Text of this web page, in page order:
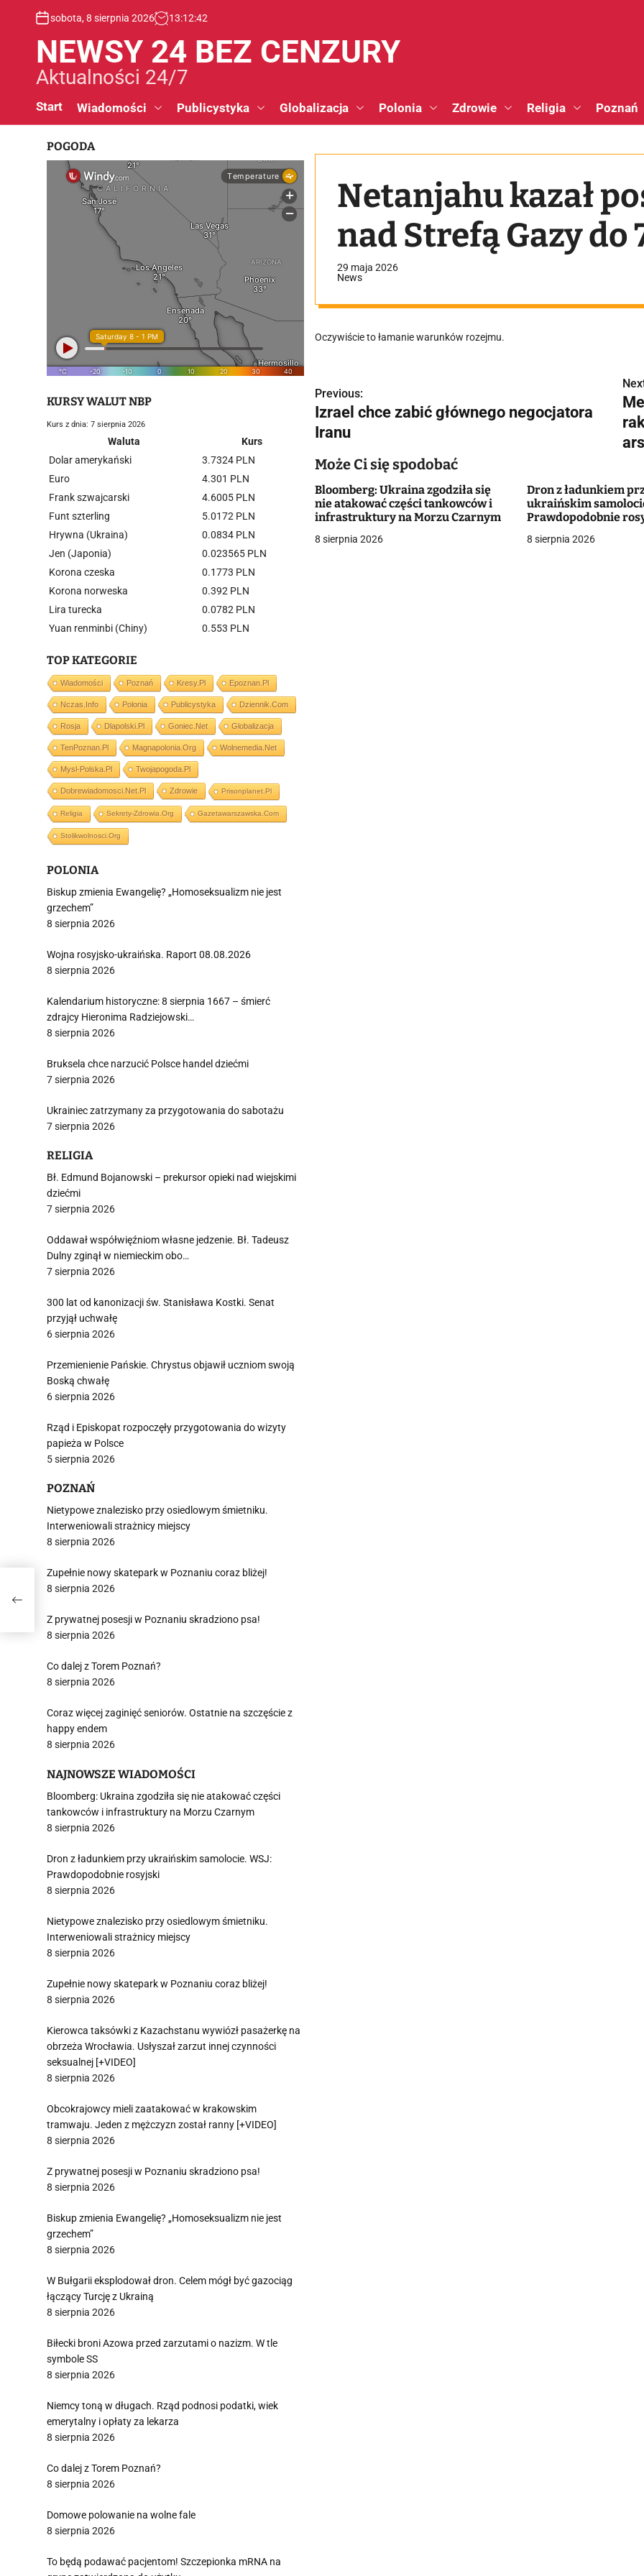
sobota, 8 sierpnia 2026 13:12:43
NEWSY 24 BEZ CENZURY
Aktualności 24/7
Start Wiadomości Publicystyka Globalizacja Polonia Zdrowie Religia Poznań
Netanjahu kazał
nad Strefą Gazy do
29 maja 2026
News
Oczywiście to łamanie warunków rozejmu.
N
a
w
i
g
a
Previous:
Izrael chce zabić głównego negocjatora
Iranu
Może Ci się spodobać
Bloomberg: Ukraina zgodziła się
nie atakować części tankowców i
infrastruktury na Morzu Czarnym
8 sierpnia 2026
Dron z ładunkiem
ukraińskim
Prawdopodobnie
8 sierpnia 2026
POGODA
KURSY WALUT NBP
Kurs z dnia: 7 sierpnia 2026
Waluta
Kurs
Dolar amerykański
3.7324 PLN
Euro
4.301 PLN
Frank szwajcarski
4.6005 PLN
Funt szterling
5.0172 PLN
Hrywna (Ukraina)
0.0834 PLN
Jen (Japonia)
0.023565 PLN
Korona czeska
0.1773 PLN
Korona norweska
0.392 PLN
Lira turecka
0.0782 PLN
Yuan renminbi (Chiny)
0.553 PLN
TOP KATEGORIE
Wiadomości Poznań Kresy.pl Epoznan.pl
Nczas.info Polonia Publicystyka Dziennik.com
Rosja Dlapolski.pl Goniec.net Globalizacja
TenPoznan.pl Magnapolonia.org Wolnemedia.net
Mysl-Polska.pl Twojapogoda.pl
Dobrewiadomosci.net.pl Zdrowie Prisonplanet.pl
Religia Sekrety-Zdrowia.org Gazetawarszawska.com
Stolikwolnosci.org
POLONIA
Biskup zmienia Ewangelię? „Homoseksualizm nie jest
grzechem”
8 sierpnia 2026
Wojna rosyjsko-ukraińska. Raport 08.08.2026
8 sierpnia 2026
Kalendarium historyczne: 8 sierpnia 1667 – śmierć
zdrajcy Hieronima Radziejowski…
8 sierpnia 2026
Bruksela chce narzucić Polsce handel dziećmi
7 sierpnia 2026
Ukrainiec zatrzymany za przygotowania do sabotażu
7 sierpnia 2026
RELIGIA
Bł. Edmund Bojanowski – prekursor opieki nad wiejskimi
dziećmi
7 sierpnia 2026
Oddawał współwięźniom własne jedzenie. Bł. Tadeusz
Dulny zginął w niemieckim obo…
7 sierpnia 2026
300 lat od kanonizacji św. Stanisława Kostki. Senat
przyjął uchwałę
6 sierpnia 2026
Przemienienie Pańskie. Chrystus objawił uczniom swoją
Boską chwałę
6 sierpnia 2026
Rząd i Episkopat rozpoczęły przygotowania do wizyty
papieża w Polsce
5 sierpnia 2026
POZNAŃ
Nietypowe znalezisko przy osiedlowym śmietniku.
Interweniowali strażnicy miejscy
8 sierpnia 2026
Zupełnie nowy skatepark w Poznaniu coraz bliżej!
8 sierpnia 2026
Z prywatnej posesji w Poznaniu skradziono psa!
8 sierpnia 2026
Co dalej z Torem Poznań?
8 sierpnia 2026
Coraz więcej zaginięć seniorów. Ostatnie na szczęście z
happy endem
8 sierpnia 2026
NAJNOWSZE WIADOMOŚCI
Bloomberg: Ukraina zgodziła się nie atakować części
tankowców i infrastruktury na Morzu Czarnym
8 sierpnia 2026
Dron z ładunkiem przy ukraińskim samolocie. WSJ:
Prawdopodobnie rosyjski
8 sierpnia 2026
Nietypowe znalezisko przy osiedlowym śmietniku.
Interweniowali strażnicy miejscy
8 sierpnia 2026
Zupełnie nowy skatepark w Poznaniu coraz bliżej!
8 sierpnia 2026
Kierowca taksówki z Kazachstanu wywiózł pasażerkę na
obrzeża Wrocławia. Usłyszał zarzut innej czynności
seksualnej [+VIDEO]
8 sierpnia 2026
Obcokrajowcy mieli zaatakować w krakowskim
tramwaju. Jeden z mężczyzn został ranny [+VIDEO]
8 sierpnia 2026
Z prywatnej posesji w Poznaniu skradziono psa!
8 sierpnia 2026
Biskup zmienia Ewangelię? „Homoseksualizm nie jest
grzechem”
8 sierpnia 2026
W Bułgarii eksplodował dron. Celem mógł być gazociąg
łączący Turcję z Ukrainą
8 sierpnia 2026
Biłecki broni Azowa przed zarzutami o nazizm. W tle
symbole SS
8 sierpnia 2026
Niemcy toną w długach. Rząd podnosi podatki, wiek
emerytalny i opłaty za lekarza
8 sierpnia 2026
Co dalej z Torem Poznań?
8 sierpnia 2026
Domowe polowanie na wolne fale
8 sierpnia 2026
To będą podawać pacjentom! Szczepionka mRNA na